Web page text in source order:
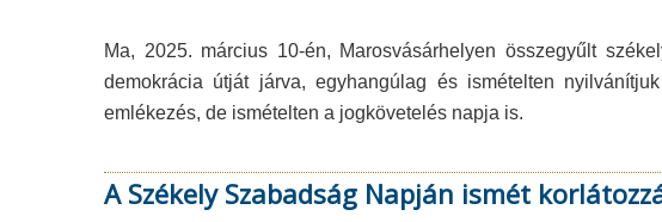
Ma, 2025. március 10-én, Marosvásárhelyen összegyűlt
demokrácia útját járva, egyhangúlag és ismételten
emlékezés, de ismételten a jogkövetelés napja is.
A Székely Szabadság Napján ismét